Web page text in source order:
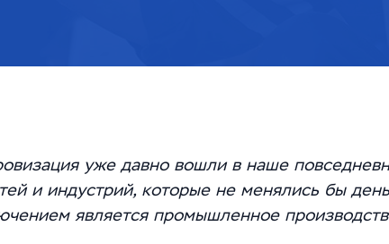
уже давно вошли в наше
и индустрий, которые не менялись бы
является промышленное